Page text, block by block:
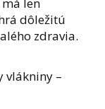
dôležitú
zdravia.
vlákniny –